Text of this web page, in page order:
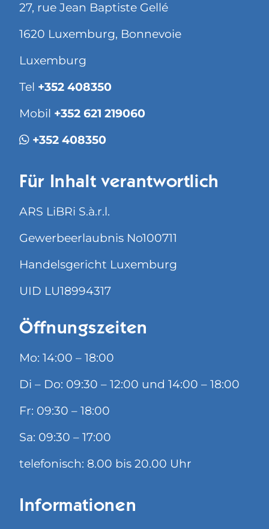
27, rue Jean Baptiste Gellé
1620 Luxemburg, Bonnevoie
Luxemburg
Tel +352 408350
Mobil +352 621 219060
+352 408350
Für Inhalt verantwortlich
ARS LiBRi S.à.r.l.
Gewerbeerlaubnis No100711
Handelsgericht Luxemburg
UID LU18994317
Öffnungszeiten
Mo: 14:00 – 18:00
Di – Do: 09:30 – 12:00 und 14:00 – 18:00
Fr: 09:30 – 18:00
Sa: 09:30 – 17:00
telefonisch: 8.00 bis 20.00 Uhr
Informationen